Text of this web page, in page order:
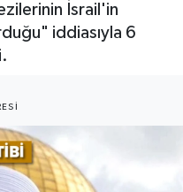
İsrail'in
iddiasıyla 6